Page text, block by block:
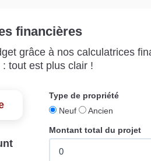
financières
grâce à nos calculatrices
tout est plus clair !